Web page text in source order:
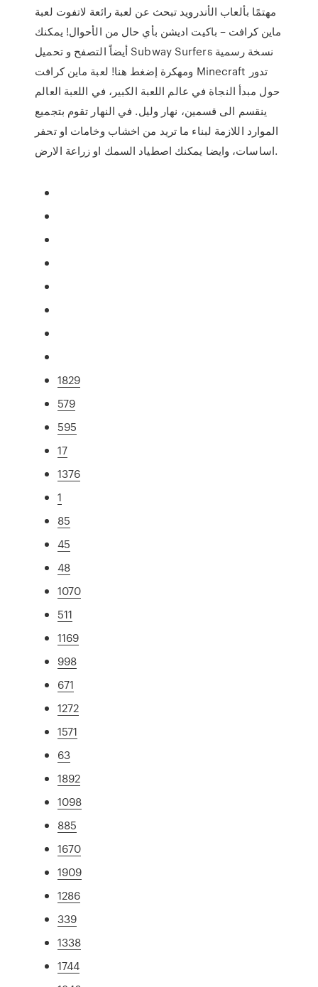
مهتمًا بألعاب الأندرويد تبحث عن لعبة رائعة لاتفوت لعبة
ماين كرافت – باكيت اديشن بأي حال من الأحوال! يمكنك
أيضاً التصفح و تحميل Subway Surfers نسخة رسمية
ومهكرة إضغط هنا! لعبة ماين كرافت Minecraft تدور
حول مبدأ النجاة في عالم اللعبة الكبير، في اللعبة العالم
ينقسم الى قسمين، نهار وليل. في النهار تقوم بتجميع
الموارد اللازمة لبناء ما تريد من اخشاب وخامات او تحفر
اساسات، وايضا يمكنك اصطياد السمك او زراعة الارض.
1829
579
595
17
1376
1
85
45
48
1070
511
1169
998
671
1272
1571
63
1892
1098
885
1670
1909
1286
339
1338
1744